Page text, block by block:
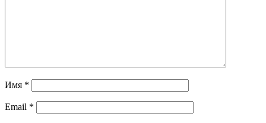
Имя *
Email *